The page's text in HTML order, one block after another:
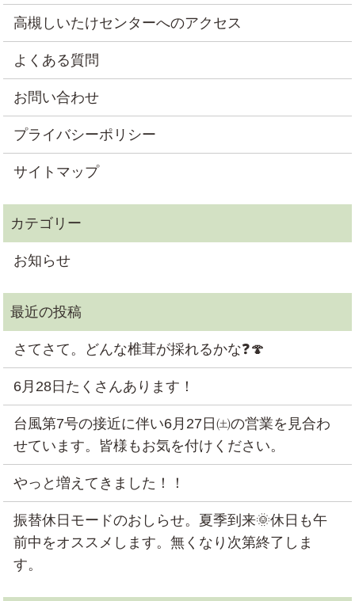
高槻しいたけセンターへのアクセス
よくある質問
お問い合わせ
プライバシーポリシー
サイトマップ
お知らせ
さてさて。どんな椎茸が採れるかな❓🍄
6月28日たくさんあります！
台風第7号の接近に伴い6月27日㈯の営業を見合わ
せています。皆様もお気を付けください。
やっと増えてきました！！
振替休日モードのおしらせ。夏季到来🌞休日も午
前中をオススメします。無くなり次第終了しま
す。